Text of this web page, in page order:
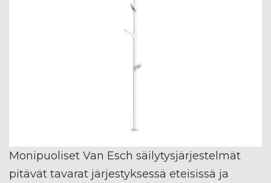
Monipuoliset Van Esch säilytysjärjestelmät
pitävät tavarat järjestyksessä eteisissä ja